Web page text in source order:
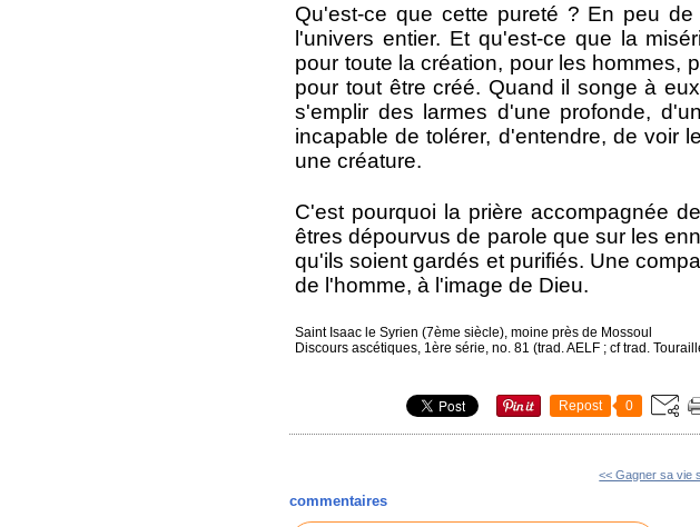
Qu'est-ce que cette pureté ? En peu
l'univers entier. Et qu'est-ce que la
pour toute la création, pour les hommes,
pour tout être créé. Quand il songe à
s'emplir des larmes d'une profonde,
incapable de tolérer, d'entendre, de voir
une créature.
C'est pourquoi la prière accompagnée
êtres dépourvus de parole que sur les
qu'ils soient gardés et purifiés. Une
de l'homme, à l'image de Dieu.
Saint Isaac le Syrien (7ème siècle), moine près de Mossoul
Discours ascétiques, 1ère série, no. 81 (trad. AELF ; cf trad.
Repost 0
<< Gagner sa vie
commentaires